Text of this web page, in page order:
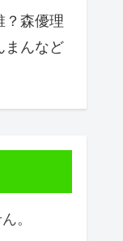
？森優理
まんなど
。